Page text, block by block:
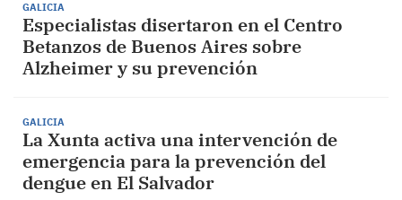
GALICIA
Especialistas disertaron en el Centro
Betanzos de Buenos Aires sobre
Alzheimer y su prevención
GALICIA
La Xunta activa una intervención de
emergencia para la prevención del
dengue en El Salvador